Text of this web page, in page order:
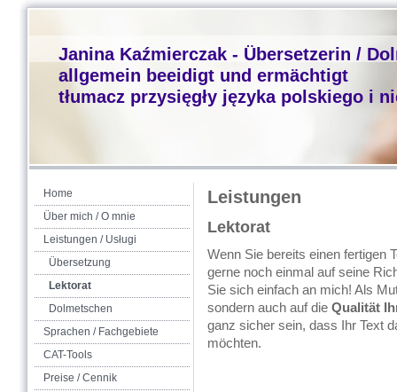
Janina Kaźmierczak - Übersetzerin /
allgemein beeidigt und ermächtigt
tłumacz przysięgły języka polskiego i
Home
Über mich / O mnie
Leistungen / Usługi
Übersetzung
Lektorat
Dolmetschen
Sprachen / Fachgebiete
CAT-Tools
Preise / Cennik
Leistungen
Lektorat
Wenn Sie bereits einen fertigen
gerne noch einmal auf seine
Sie sich einfach an mich! Als
sondern auch auf die Qualität
ganz sicher sein, dass Ihr Text
möchten.